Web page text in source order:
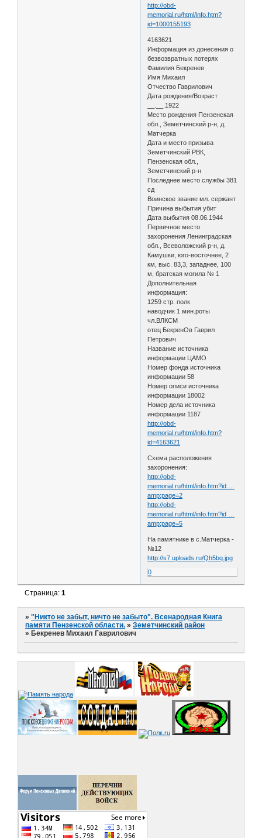
http://obd-
memorial.ru/html/info.htm?
id=1000155193
4163621
Информация из донесения о
безвозвратных потерях
Фамилия Бекренев
Имя Михаил
Отчество Гаврилович
Дата рождения/Возраст
__.__.1922
Место рождения Пензенская
обл., Земетчинский р-н, д.
Матчерка
Дата и место призыва
Земетчинский РВК,
Пензенская обл.,
Земетчинский р-н
Последнее место службы 381
сд
Воинское звание мл. сержант
Причина выбытия убит
Дата выбытия 08.06.1944
Первичное место
захоронения Ленинградская
обл., Всеволожский р-н, д.
Камушки, юго-восточнее, 2
км, выс. 83,3, западнее, 100
м, братская могила № 1
Дополнительная
информация:
1259 стр. полк
наводчик 1 мин.роты
чл.ВЛКСМ
отец БекренОв Гаврил
Петрович
Название источника
информации ЦАМО
Номер фонда источника
информации 58
Номер описи источника
информации 18002
Номер дела источника
информации 1187
http://obd-
memorial.ru/html/info.htm?
id=4163621
Схема расположения
захоронения:
http://obd-
memorial.ru/html/info.htm?id …
amp;page=2
http://obd-
memorial.ru/html/info.htm?id …
amp;page=5
На памятнике в с.Матчерка -
№12
http://s7.uploads.ru/Qh5bq.jpg
0
Страница:1
»"Никто не забыт, ничто не забыто". Всенародная Книга
памяти Пензенской области. »Земетчинский район
» Бекренев Михаил Гаврилович